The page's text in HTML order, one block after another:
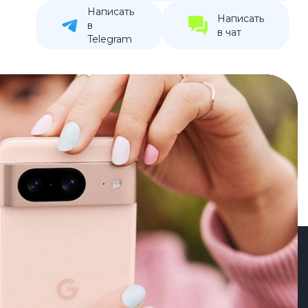
держатели
Написать
в
Telegram
Написать
в чат